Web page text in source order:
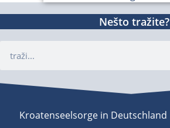
Nešto tražite?
Kroatenseelsorge in Deutschland